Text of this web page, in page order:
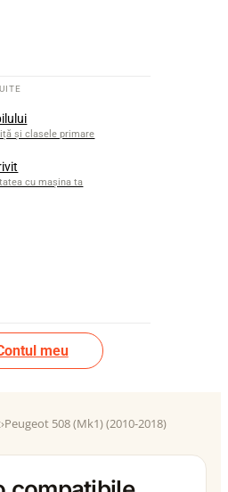
și clasele primare
cu mașina ta
meu
›Peugeot 508 (Mk1) (2010-2018)